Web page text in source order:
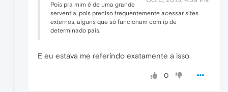
Pois pra mim é de uma grande
serventia, pois preciso frequentemente acessar sites
externos, alguns que só funcionam com ip de
determinado país.
E eu estava me referindo exatamente a isso.
0